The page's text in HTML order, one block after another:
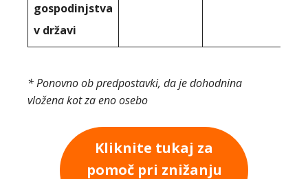
gospodinjstva
v državi
* Ponovno ob predpostavki, da je dohodnina
vložena kot za eno osebo
Kliknite tukaj za
pomoč pri znižanju